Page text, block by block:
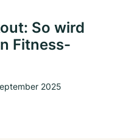
So wird
Fitness-
2025